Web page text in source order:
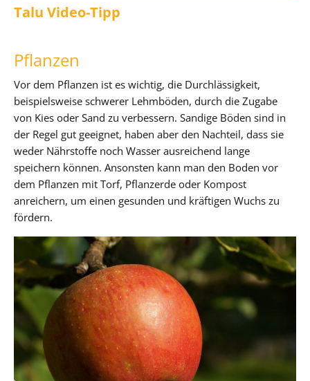
Talu Video-Tipp
Pflanzen
Vor dem Pflanzen ist es wichtig, die Durchlässigkeit,
beispielsweise schwerer Lehmböden, durch die Zugabe
von Kies oder Sand zu verbessern. Sandige Böden sind in
der Regel gut geeignet, haben aber den Nachteil, dass sie
weder Nährstoffe noch Wasser ausreichend lange
speichern können. Ansonsten kann man den Boden vor
dem Pflanzen mit Torf, Pflanzerde oder Kompost
anreichern, um einen gesunden und kräftigen Wuchs zu
fördern.